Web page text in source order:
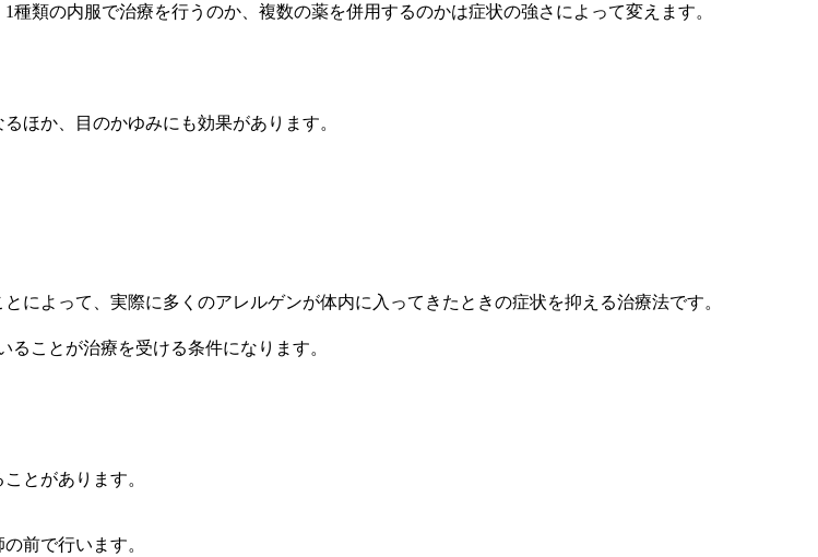
類の内服で治療を行うのか、複数の薬を併用するのかは症状の強さによって変えます。
ほか、目のかゆみにも効果があります。
よって、実際に多くのアレルゲンが体内に入ってきたときの症状を抑える治療法です。
ことが治療を受ける条件になります。
とがあります。
前で行います。